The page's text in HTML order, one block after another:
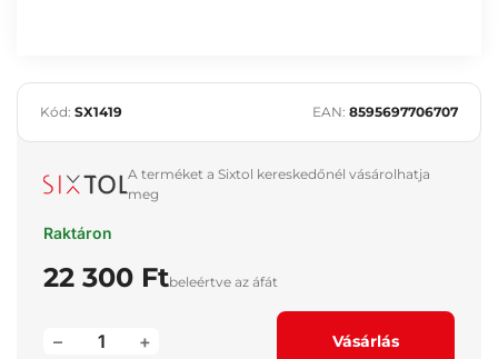
Kód: SX1419 EAN: 8595697706707
A terméket a Sixtol kereskedőnél vásárolhatja
meg
Raktáron
22 300 Ftbeleértve az áfát
+
– Vásárlás